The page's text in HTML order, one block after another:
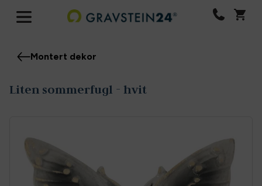
Montert dekor
Liten sommerfugl - hvit